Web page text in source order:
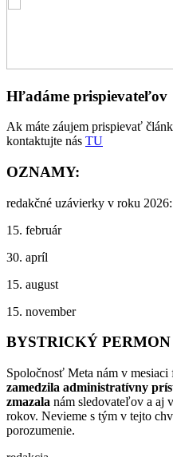
Hľadáme prispievateľov
Ak máte záujem prispievať
kontaktujte nás TU
OZNAMY:
redakčné uzávierky v roku 2026:
15. február
30. apríl
15. august
15. november
BYSTRICKÝ PERMON
Spoločnosť Meta nám v mesiaci
zamedzila administratívny
zmazala nám sledovateľov a aj
rokov. Nevieme s tým v tejto
porozumenie.